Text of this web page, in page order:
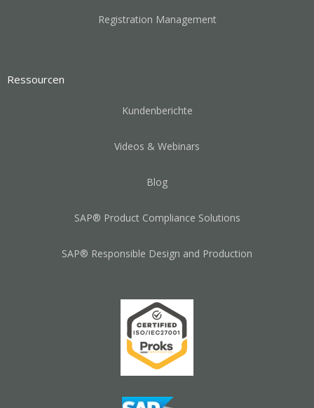
Registration Management
Ressourcen
Kundenberichte
Videos & Webinars
Blog
SAP® Product Compliance Solutions
SAP® Responsible Design and Production